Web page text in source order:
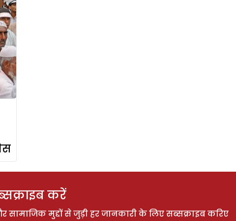
करें
सामाजिक मुद्दों से जुड़ी हर जानकारी के लिए सब्सक्राइब करिए